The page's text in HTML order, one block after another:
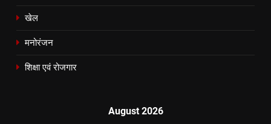
खेल
मनोरंजन
शिक्षा एवं रोजगार
August 2026